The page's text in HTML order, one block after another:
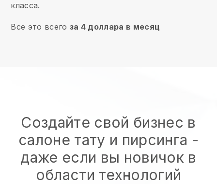
класса.
Все это всего за 4 доллара в месяц
Создайте свой бизнес в
салоне тату и пирсинга -
даже если вы новичок в
области технологий